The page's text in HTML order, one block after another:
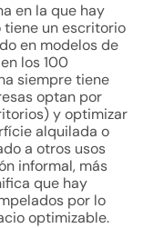
en la que hay
tiene un escritorio
en modelos de
los 100
siempre tiene
optan por
y optimizar
alquilada o
a otros usos
informal, más
que hay
por lo
optimizable.